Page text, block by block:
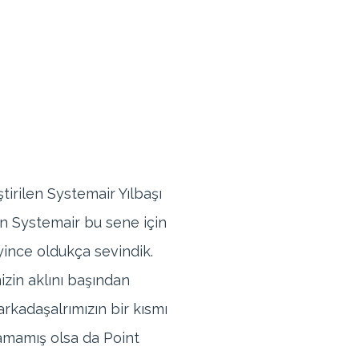
Systemair Yılbaşı
Systemair bu sene için
oldukça sevindik.
aklını başından
bir kısmı
olsa da Point